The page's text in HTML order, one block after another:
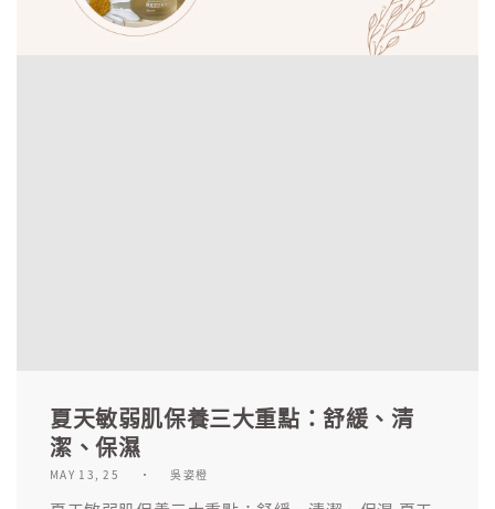
夏天敏弱肌保養三大重點：舒緩、清
潔、保濕
MAY 13, 25 吳姿橙